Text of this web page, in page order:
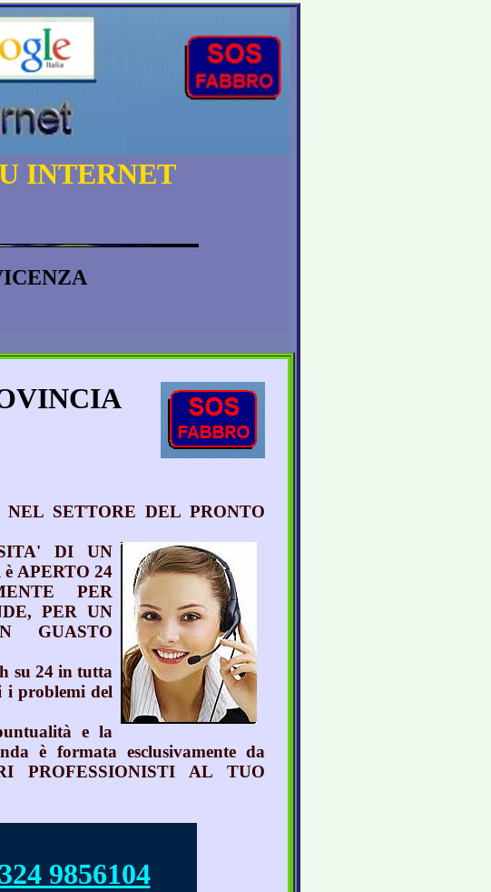
INTERNET
SETTORE DEL PRONTO
DI UN
APERTO 24
PER
PER UN
GUASTO
su 24 in tutta
i problemi del
e la
è formata esclusivamente da
PROFESSIONISTI AL TUO
9856104